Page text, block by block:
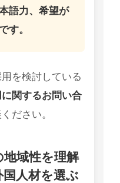
語力、希望が
す。
を検討している
関するお問い合
ださい。
地域性を理解
国人材を選ぶ